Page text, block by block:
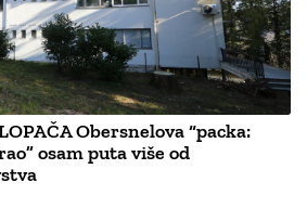
Obersnelova “packa:
osam puta više od